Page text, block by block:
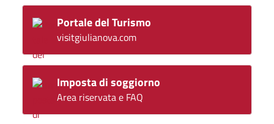
Portale del Turismo
visitgiulianova.com
Imposta di soggiorno
Area riservata e FAQ